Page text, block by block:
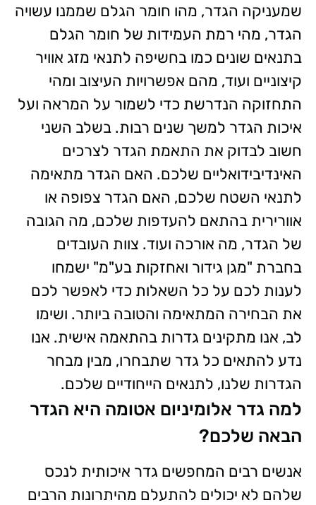
שמעניקה הגדר, מהו חומר הגלם שממנו עשויה
הגדר, מהי רמת העמידות של חומר הגלם
בתנאים שונים כמו בחשיפה לתנאי מזג אוויר
קיצוניים ועוד, מהם אפשרויות העיצוב ומהי
התחזוקה הנדרשת כדי לשמור על המראה ועל
איכות הגדר למשך שנים רבות. בשלב השני
חשוב לבדוק את התאמת הגדר לצרכים
האינדיבידואליים שלכם. האם הגדר מתאימה
לתנאי השטח שלכם, האם הגדר צפופה או
אוורירית בהתאם להעדפות שלכם, מה הגובה
של הגדר, מה אורכה ועוד. צוות העובדים
בחברת "מגן גידור ואחזקות בע"מ" ישמחו
לענות לכם על כל השאלות כדי לאפשר לכם
את הבחירה המתאימה והטובה ביותר. ושימו
לב, אנו מתקינים גדרות בהתאמה אישית. אנו
נדע להתאים כל גדר שתבחרו, מבין מבחר
הגדרות שלנו, לתנאים הייחודיים שלכם.
למה גדר אלומיניום אטומה היא הגדר
הבאה שלכם?
אנשים רבים המחפשים גדר איכותית לנכס
שלהם לא יכולים להתעלם מהיתרונות הרבים